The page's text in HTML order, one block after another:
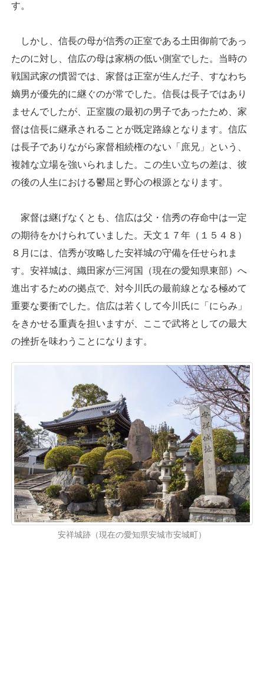
す。
しかし、信長の母が信秀の正室である土田御前であっ
たのに対し、信広の母は家柄の低い側室でした。当時の
戦国武家の慣習では、家督は正室が生んだ子、すなわち
嫡男が優先的に継ぐのが常でした。信長は長子ではあり
ませんでしたが、正室腹の最初の男子であったため、家
督は信長に継承されることが既定路線となります。信広
は長子でありながら家督相続権のない「庶兄」という、
複雑な立場を強いられました。この生い立ちの差は、彼
の後の人生における鬱屈と野心の根源となります。
家督は継げなくとも、信広は父・信秀の存命中は一定
の期待をかけられていました。天文１７年（１５４８）
８月には、信秀が攻略した安祥城の守備を任せられま
す。安祥城は、織田家が三河国（現在の愛知県東部）へ
進出するための拠点で、対今川氏の最前線となる極めて
重要な要衝でした。信広は若くして今川氏に「にらみ」
をきかせる重責を担いますが、ここで武将としての最大
の挫折を味わうことになります。
安祥城跡（現在の愛知県安城市安城町）